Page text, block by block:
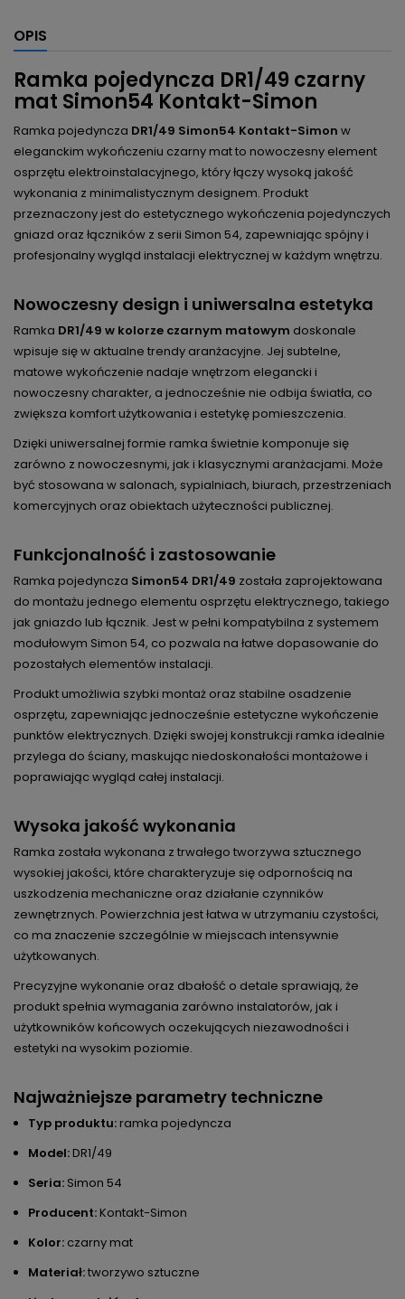
OPIS
Ramka pojedyncza DR1/49 czarny
mat Simon54 Kontakt-Simon
Ramka pojedyncza DR1/49 Simon54 Kontakt-Simon w
eleganckim wykończeniu czarny mat to nowoczesny element
osprzętu elektroinstalacyjnego, który łączy wysoką jakość
wykonania z minimalistycznym designem. Produkt
przeznaczony jest do estetycznego wykończenia pojedynczych
gniazd oraz łączników z serii Simon 54, zapewniając spójny i
profesjonalny wygląd instalacji elektrycznej w każdym wnętrzu.
Nowoczesny design i uniwersalna estetyka
Ramka DR1/49 w kolorze czarnym matowym doskonale
wpisuje się w aktualne trendy aranżacyjne. Jej subtelne,
matowe wykończenie nadaje wnętrzom elegancki i
nowoczesny charakter, a jednocześnie nie odbija światła, co
zwiększa komfort użytkowania i estetykę pomieszczenia.
Dzięki uniwersalnej formie ramka świetnie komponuje się
zarówno z nowoczesnymi, jak i klasycznymi aranżacjami. Może
być stosowana w salonach, sypialniach, biurach, przestrzeniach
komercyjnych oraz obiektach użyteczności publicznej.
Funkcjonalność i zastosowanie
Ramka pojedyncza Simon54 DR1/49 została zaprojektowana
do montażu jednego elementu osprzętu elektrycznego, takiego
jak gniazdo lub łącznik. Jest w pełni kompatybilna z systemem
modułowym Simon 54, co pozwala na łatwe dopasowanie do
pozostałych elementów instalacji.
Produkt umożliwia szybki montaż oraz stabilne osadzenie
osprzętu, zapewniając jednocześnie estetyczne wykończenie
punktów elektrycznych. Dzięki swojej konstrukcji ramka idealnie
przylega do ściany, maskując niedoskonałości montażowe i
poprawiając wygląd całej instalacji.
Wysoka jakość wykonania
Ramka została wykonana z trwałego tworzywa sztucznego
wysokiej jakości, które charakteryzuje się odpornością na
uszkodzenia mechaniczne oraz działanie czynników
zewnętrznych. Powierzchnia jest łatwa w utrzymaniu czystości,
co ma znaczenie szczególnie w miejscach intensywnie
użytkowanych.
Precyzyjne wykonanie oraz dbałość o detale sprawiają, że
produkt spełnia wymagania zarówno instalatorów, jak i
użytkowników końcowych oczekujących niezawodności i
estetyki na wysokim poziomie.
Najważniejsze parametry techniczne
Typ produktu:ramka pojedyncza
Model:DR1/49
Seria: Simon 54
Producent:Kontakt-Simon
Kolor: czarny mat
Materiał:tworzywo sztuczne